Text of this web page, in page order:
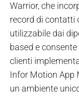
Warrior, che
record di contatti
utilizzabile dai
based e
clienti
Infor Motion App
un ambiente